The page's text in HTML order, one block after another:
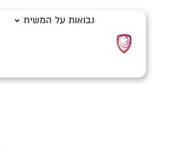
נבואות על המשיח